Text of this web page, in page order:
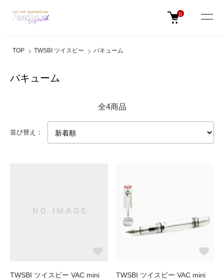
0
TOP TWSBI ツイスビー バキューム
バキューム
全4商品
並び替え：
TWSBI ツイスビー VAC mini
TWSBI ツイスビー VAC mini